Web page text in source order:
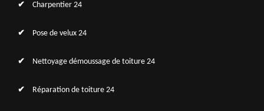
Charpentier 24
Pose de velux 24
Nettoyage démoussage de toiture 24
Réparation de toiture 24